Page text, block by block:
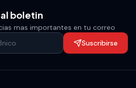
boletin
mas importantes en tu correo
Suscribirse